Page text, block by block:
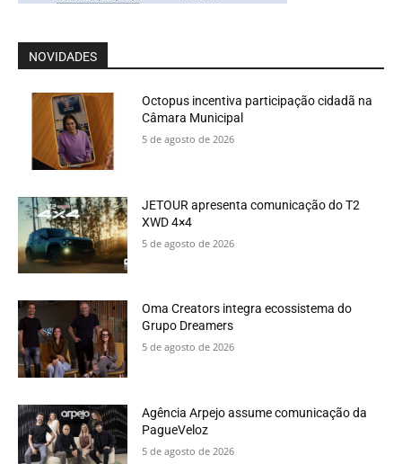
NOVIDADES
Octopus incentiva participação cidadã na
Câmara Municipal
5 de agosto de 2026
JETOUR apresenta comunicação do T2
XWD 4×4
5 de agosto de 2026
Oma Creators integra ecossistema do
Grupo Dreamers
5 de agosto de 2026
Agência Arpejo assume comunicação da
PagueVeloz
5 de agosto de 2026